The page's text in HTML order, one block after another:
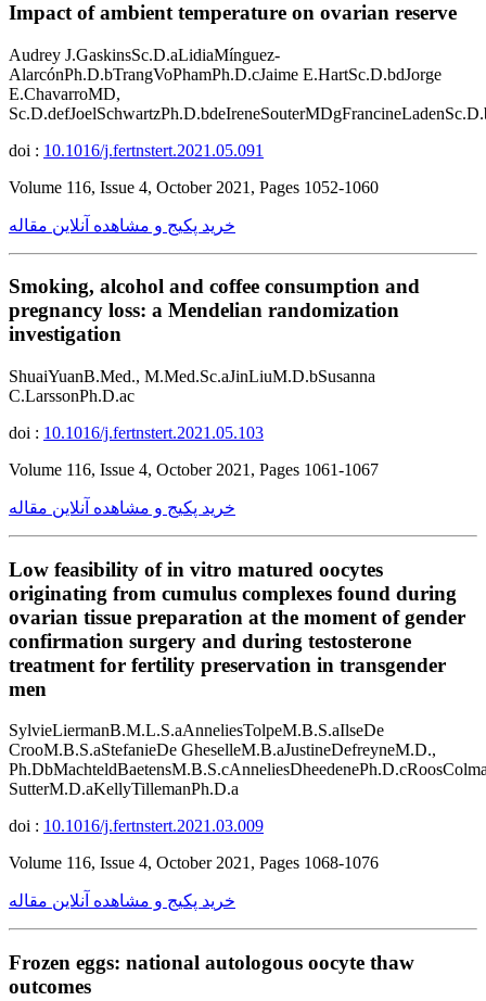
Impact of ambient temperature on ovarian reserve
Audrey J.GaskinsSc.D.aLidiaMínguez-
AlarcónPh.D.bTrangVoPhamPh.D.cJaime E.HartSc.D.bdJorge
E.ChavarroMD,
doi : 10.1016/j.fertnstert.2021.05.091
Volume 116, Issue 4, October 2021, Pages 1052-1060
خرید پکیج و مشاهده آنلاین مقاله
Smoking, alcohol and coffee consumption and
pregnancy loss: a Mendelian randomization
investigation
ShuaiYuanB.Med., M.Med.Sc.aJinLiuM.D.bSusanna
C.LarssonPh.D.ac
doi : 10.1016/j.fertnstert.2021.05.103
Volume 116, Issue 4, October 2021, Pages 1061-1067
خرید پکیج و مشاهده آنلاین مقاله
Low feasibility of in vitro matured oocytes
originating from cumulus complexes found during
ovarian tissue preparation at the moment of gender
confirmation surgery and during testosterone
treatment for fertility preservation in transgender
men
SylvieLiermanB.M.L.S.aAnneliesTolpeM.B.S.aIlseDe
CrooM.B.S.aStefanieDe GheselleM.B.aJustineDefreyneM.D.,
SutterM.D.aKellyTillemanPh.D.a
doi : 10.1016/j.fertnstert.2021.03.009
Volume 116, Issue 4, October 2021, Pages 1068-1076
خرید پکیج و مشاهده آنلاین مقاله
Frozen eggs: national autologous oocyte thaw
outcomes